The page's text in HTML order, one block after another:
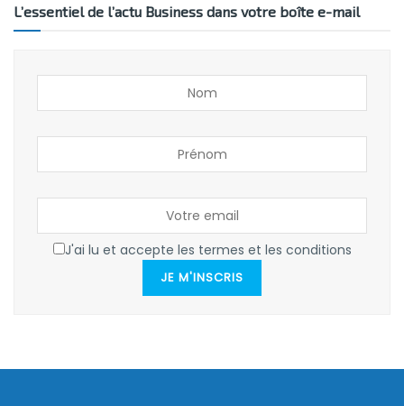
L’essentiel de l’actu Business dans votre boîte e-mail
J'ai lu et accepte les termes et les conditions
JE M'INSCRIS